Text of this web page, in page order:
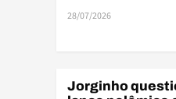
28/07/2026
ARBITRAGEM
Jorginho